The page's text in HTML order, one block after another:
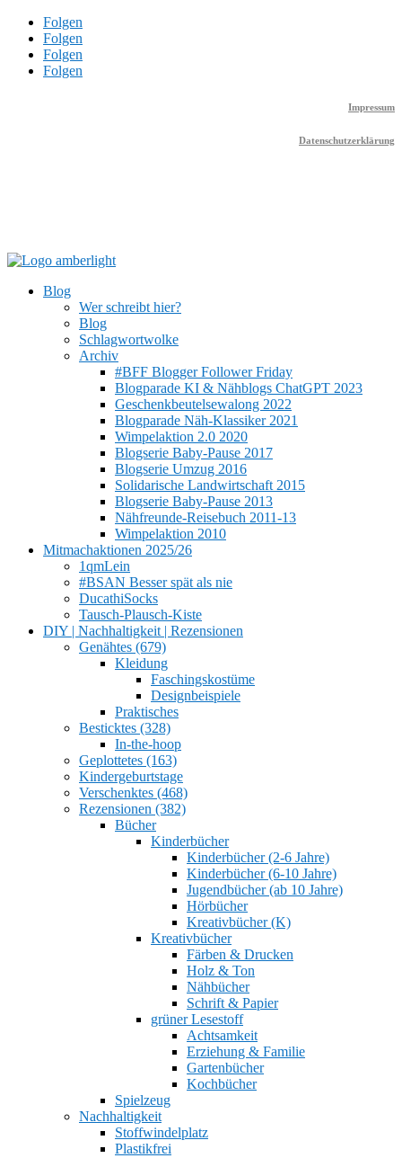
Folgen
Folgen
Folgen
Folgen
Impressum
Datenschutzerklärung
Blog
Wer schreibt hier?
Blog
Schlagwortwolke
Archiv
#BFF Blogger Follower Friday
Blogparade KI & Nähblogs ChatGPT 2023
Geschenkbeutelsewalong 2022
Blogparade Näh-Klassiker 2021
Wimpelaktion 2.0 2020
Blogserie Baby-Pause 2017
Blogserie Umzug 2016
Solidarische Landwirtschaft 2015
Blogserie Baby-Pause 2013
Nähfreunde-Reisebuch 2011-13
Wimpelaktion 2010
Mitmachaktionen 2025/26
1qmLein
#BSAN Besser spät als nie
DucathiSocks
Tausch-Plausch-Kiste
DIY | Nachhaltigkeit | Rezensionen
Genähtes (679)
Kleidung
Faschingskostüme
Designbeispiele
Praktisches
Besticktes (328)
In-the-hoop
Geplottetes (163)
Kindergeburtstage
Verschenktes (468)
Rezensionen (382)
Bücher
Kinderbücher
Kinderbücher (2-6 Jahre)
Kinderbücher (6-10 Jahre)
Jugendbücher (ab 10 Jahre)
Hörbücher
Kreativbücher (K)
Kreativbücher
Färben & Drucken
Holz & Ton
Nähbücher
Schrift & Papier
grüner Lesestoff
Achtsamkeit
Erziehung & Familie
Gartenbücher
Kochbücher
Spielzeug
Nachhaltigkeit
Stoffwindelplatz
Plastikfrei